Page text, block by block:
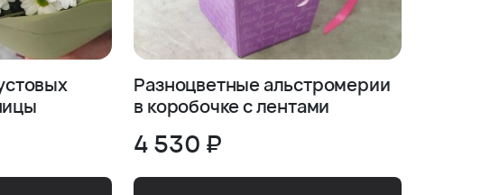
Разноцветные альстромерии
в коробочке с лентами
4 530 ₽